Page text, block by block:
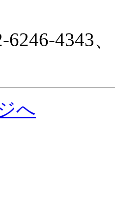
6246-4343
へ